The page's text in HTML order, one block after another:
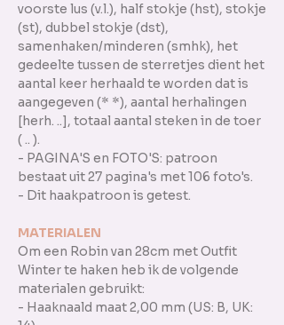
voorste lus (v.l.), half stokje (hst), stokje
(st), dubbel stokje (dst),
samenhaken/minderen (smhk), het
gedeelte tussen de sterretjes dient het
aantal keer herhaald te worden dat is
aangegeven (* *), aantal herhalingen
[herh. ..], totaal aantal steken in de toer
( .. ).
- PAGINA'S en FOTO'S: patroon
bestaat uit 27 pagina's met 106 foto's.
- Dit haakpatroon is getest.
MATERIALEN
Om een Robin van 28cm met Outfit
Winter te haken heb ik de volgende
materialen gebruikt:
- Haaknaald maat 2,00 mm (US: B, UK: